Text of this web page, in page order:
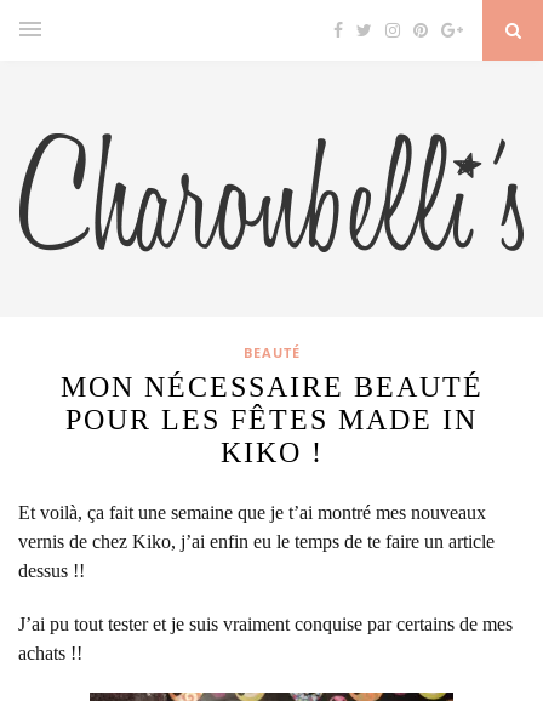
BEAUTÉ
MON NÉCESSAIRE BEAUTÉ
POUR LES FÊTES MADE IN
KIKO !
Et voilà, ça fait une semaine que je t’ai montré mes nouveaux
vernis de chez Kiko, j’ai enfin eu le temps de te faire un article
dessus !!
J’ai pu tout tester et je suis vraiment conquise par certains de mes
achats !!